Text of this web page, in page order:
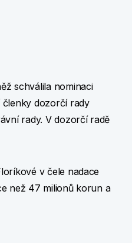
schválila nominaci
členky dozorčí rady
rady. V dozorčí radě
v čele nadace
než 47 milionů korun a